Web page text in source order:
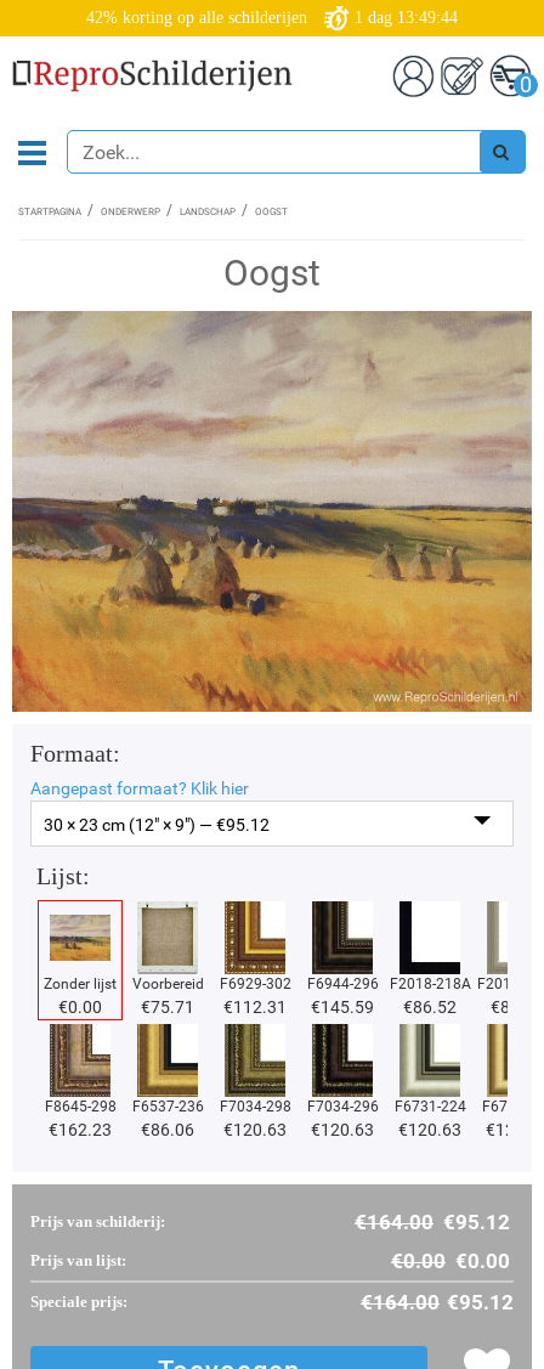
42% korting op alle schilderijen 1 dag 13:49:43
0
STARTPAGINA ONDERWERP LANDSCHAP OOGST
Oogst
Formaat:
Aangepast formaat? Klik hier
30 × 23 cm (12" × 9") — €95.12
Lijst:
Zonder lijst
€0.00
Voorbereid
€75.71
F6929-302
€112.31
F6944-296
€145.59
F2018-218A
€86.52
F2018-
€86.52
F8645-298
€162.23
F6537-236
€86.06
F7034-298
€120.63
F7034-296
€120.63
F6731-224
€120.63
F6731-
€
Prijs van schilderij: €164.00 €95.12
Prijs van lijst: €0.00 €0.00
Speciale prijs: €164.00 €95.12